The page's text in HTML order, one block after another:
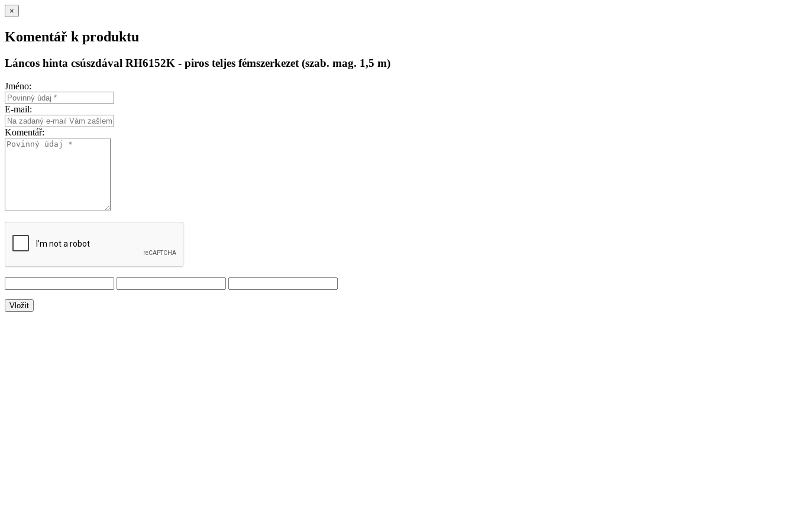
×
Komentář k produktu
Láncos hinta csúszdával RH6152K - piros teljes fémszerkezet (szab. mag. 1,5 m)
Jméno:
E-mail:
Komentář: